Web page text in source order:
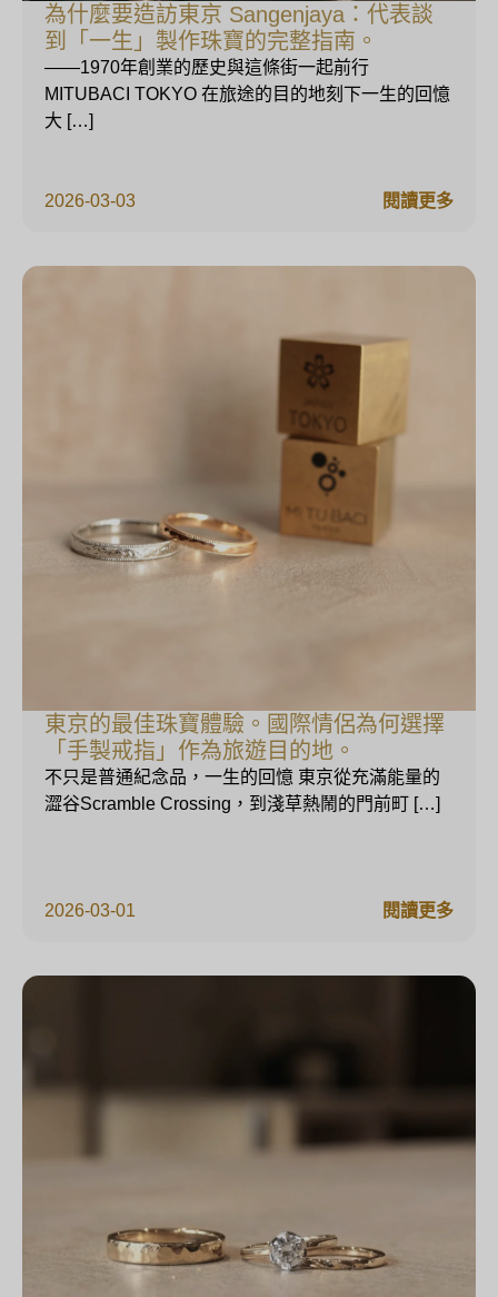
為什麼要造訪東京 Sangenjaya：代表談
到「一生」製作珠寶的完整指南。
2026-03-03
——1970年創業的歷史與這條街一起前行
MITUBACI TOKYO 在旅途的目的地刻下一生的回憶
大 […]
閱讀更多
東京的最佳珠寶體驗。國際情侶為何選擇
「手製戒指」作為旅遊目的地。
2026-03-01
不只是普通紀念品，一生的回憶 東京從充滿能量的
澀谷Scramble Crossing，到淺草熱鬧的門前町 […]
閱讀更多